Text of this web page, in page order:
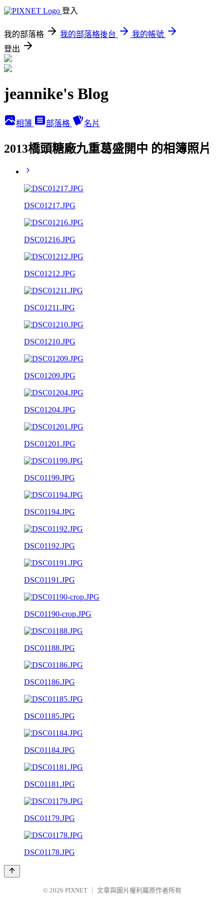
登入
我的部落格 我的部落格後台
我的帳號
登出
jeannike's Blog
相簿 部落格 名片
2013橋頭糖廠九重葛盛開中 的相簿照片
DSC01217.JPG
DSC01216.JPG
DSC01212.JPG
DSC01211.JPG
DSC01210.JPG
DSC01209.JPG
DSC01204.JPG
DSC01201.JPG
DSC01199.JPG
DSC01194.JPG
DSC01192.JPG
DSC01191.JPG
DSC01190-crop.JPG
DSC01188.JPG
DSC01186.JPG
DSC01185.JPG
DSC01184.JPG
DSC01181.JPG
DSC01179.JPG
DSC01178.JPG
© 2026 PIXNET
文章與圖片權利屬原作者所有